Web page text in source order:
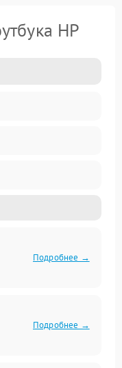
HP
Подробнее →
Подробнее →